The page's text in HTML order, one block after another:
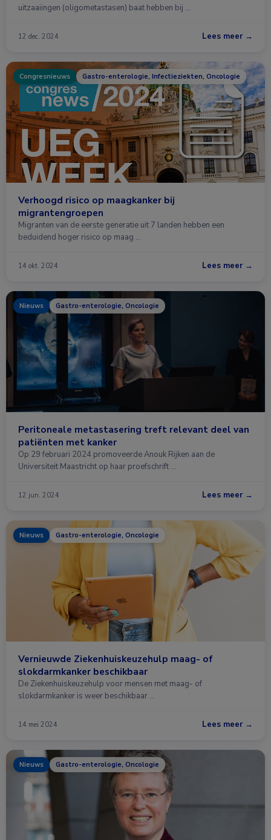
uitzaaiingen (oligometastasen) baat hebben bij …
12 dec. 2024 Lees meer →
Congresnieuws Gastro-enterologie, Infectieziekten, Oncologie
Verhoogd risico op maagkanker bij
migrantengroepen
Migranten van de eerste generatie uit 7 landen hebben een
beduidend hoger risico op maag …
14 okt. 2024 Lees meer →
Nieuws Gastro-enterologie, Oncologie
Peritoneale metastasering treft relevant deel van
patiënten met kanker
Op 29 februari 2024 promoveerde Anouk Rijken aan de
Universiteit Maastricht op haar proefschrift …
12 jun. 2024 Lees meer →
Nieuws Gastro-enterologie, Oncologie
Vernieuwde Ziekenhuiskeuzehulp maag- of
slokdarmkanker beschikbaar
De Ziekenhuiskeuzehulp voor mensen met maag- of
slokdarmkanker is weer beschikbaar …
14 mei 2024 Lees meer →
Nieuws Gastro-enterologie, Oncologie